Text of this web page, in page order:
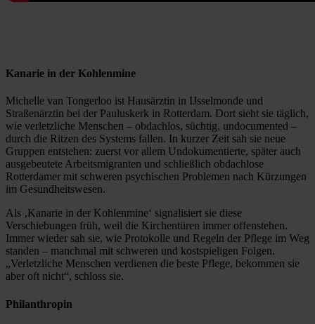
Kanarie in der Kohlenmine
Michelle van Tongerloo ist Hausärztin in IJsselmonde und
Straßenärztin bei der Pauluskerk in Rotterdam. Dort sieht sie täglich,
wie verletzliche Menschen – obdachlos, süchtig, undocumented –
durch die Ritzen des Systems fallen. In kurzer Zeit sah sie neue
Gruppen entstehen: zuerst vor allem Undokumentierte, später auch
ausgebeutete Arbeitsmigranten und schließlich obdachlose
Rotterdamer mit schweren psychischen Problemen nach Kürzungen
im Gesundheitswesen.
Als ‚Kanarie in der Kohlenmine‘ signalisiert sie diese
Verschiebungen früh, weil die Kirchentüren immer offenstehen.
Immer wieder sah sie, wie Protokolle und Regeln der Pflege im Weg
standen – manchmal mit schweren und kostspieligen Folgen.
„Verletzliche Menschen verdienen die beste Pflege, bekommen sie
aber oft nicht“, schloss sie.
Philanthropin